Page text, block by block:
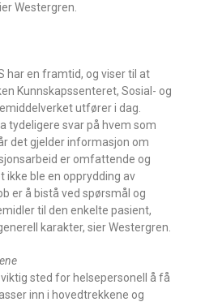
Westergren.
har en framtid, og viser til at
Kunnskapssenteret, Sosial- og
utfører i dag.
tydeligere svar på hvem som
det gjelder informasjon om
er omfattende og
ikke ble en opprydding av
er å bistå ved spørsmål og
til den enkelte pasient,
karakter, sier Westergren.
viktig sted for helsepersonell å få
inn i hovedtrekkene og